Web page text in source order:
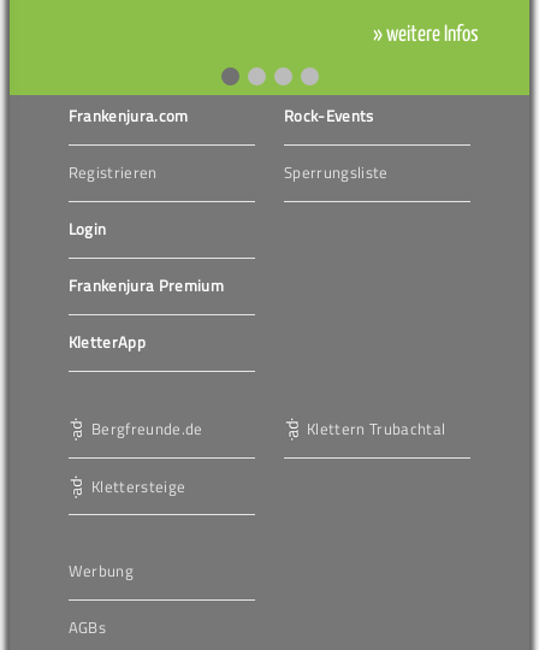
» weitere Infos
Frankenjura.com
Registrieren
Login
Frankenjura Premium
KletterApp
Rock-Events
Sperrungsliste
Bergfreunde.de
Klettersteige
Klettern Trubachtal
Werbung
AGBs